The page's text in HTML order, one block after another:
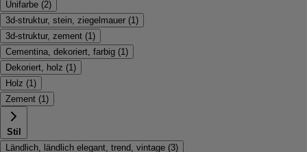
Unifarbe (2)
3d-struktur, stein, ziegelmauer (1 )
3d-struktur, zement (1 )
Cementina, dekoriert, farbig (1 )
Dekoriert, holz (1 )
Holz (1 )
Zement (1 )
Stil
Ländlich, ländlich elegant, trend, vintage (3)